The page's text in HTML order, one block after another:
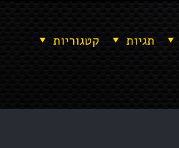
קטגוריות תגיות